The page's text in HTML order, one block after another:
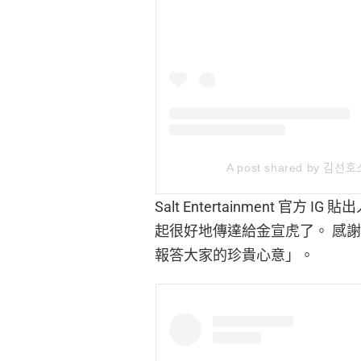
A post shared by
Salt Entertainment 官方 IG 貼
起很好地傳達給金宣虎了。 感
報答大家的珍貴心意」。